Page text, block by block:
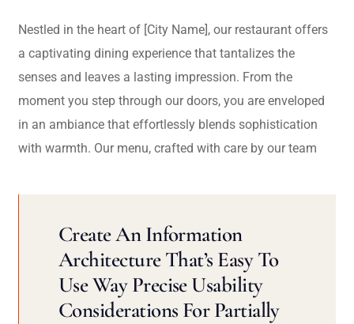
Nestled in the heart of [City Name], our restaurant offers
a captivating dining experience that tantalizes the
senses and leaves a lasting impression. From the
moment you step through our doors, you are enveloped
in an ambiance that effortlessly blends sophistication
with warmth. Our menu, crafted with care by our team
Create An Information
Architecture That’s Easy To
Use Way Precise Usability
Considerations For Partially